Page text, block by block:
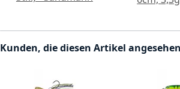
Kunden, die diesen Artikel